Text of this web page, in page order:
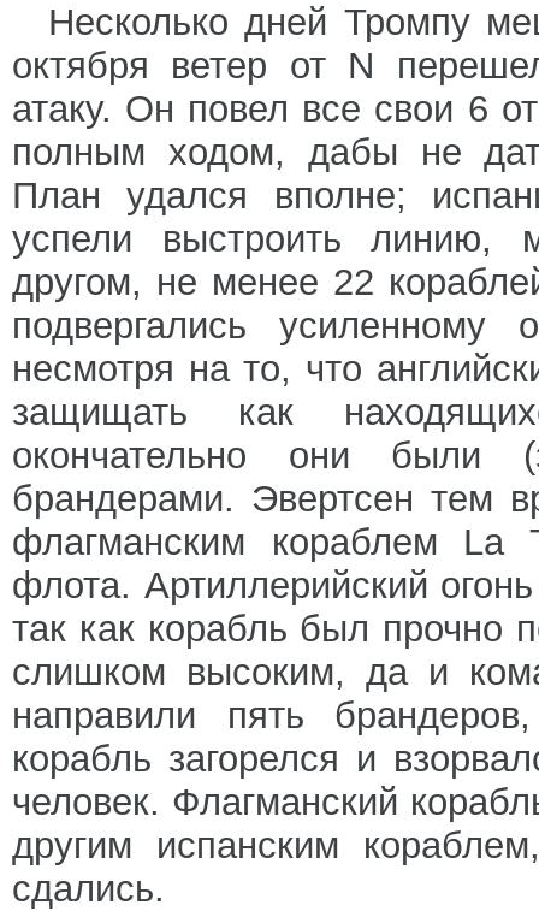
Несколько дней Тромпу
октября ветер от N
атаку. Он повел все свои 6
полным ходом, дабы не
План удался вполне;
успели выстроить линию,
другом, не менее 22
подвергались усиленному
несмотря на то, что
защищать как
окончательно они были
брандерами. Эвертсен тем
флагманским кораблем
флота. Артиллерийский
так как корабль был прочно
слишком высоким, да и
направили пять
корабль загорелся и
человек. Флагманский
другим испанским
сдались.